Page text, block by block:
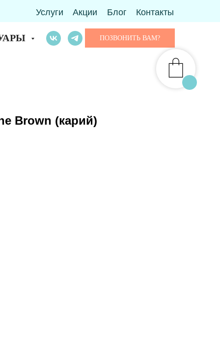
Акции
Услуги Блог Контакты
ПОЗВОНИТЬ ВАМ?
Brown (карий)